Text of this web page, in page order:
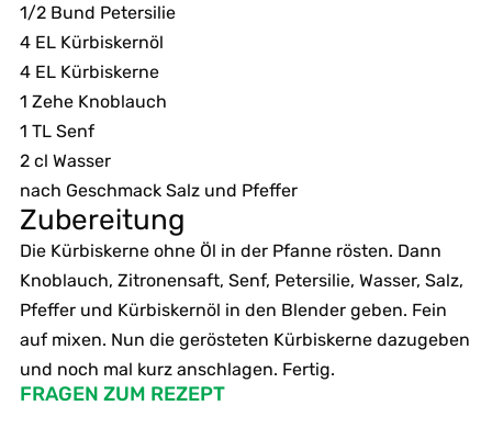
1/2 Bund Petersilie
4 EL Kürbiskernöl
4 EL Kürbiskerne
1 Zehe Knoblauch
1 TL Senf
2 cl Wasser
nach Geschmack Salz und Pfeffer
Zubereitung
Die Kürbiskerne ohne Öl in der Pfanne rösten. Dann
Knoblauch, Zitronensaft, Senf, Petersilie, Wasser, Salz,
Pfeffer und Kürbiskernöl in den Blender geben. Fein
auf mixen. Nun die gerösteten Kürbiskerne dazugeben
und noch mal kurz anschlagen. Fertig.
FRAGEN ZUM REZEPT